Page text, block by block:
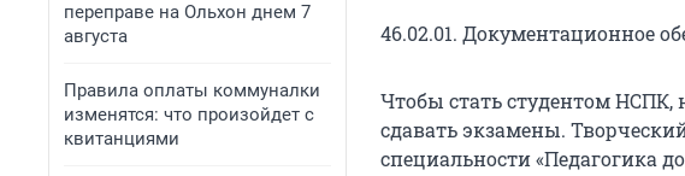
переправе на Ольхон днем 7
августа
Правила оплаты коммуналки
изменятся: что произойдет с
квитанциями
46.02.01. Документационное
Чтобы стать студентом НСПК,
сдавать экзамены.
специальности «Педагогика